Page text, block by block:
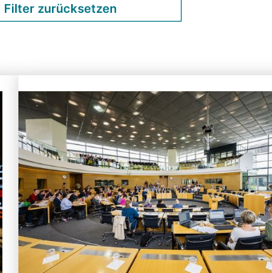
Filter zurücksetzen